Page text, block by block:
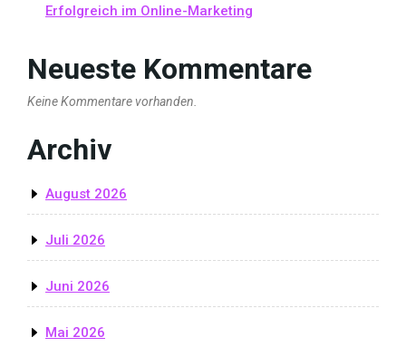
Erfolgreich im Online-Marketing
Neueste Kommentare
Keine Kommentare vorhanden.
Archiv
August 2026
Juli 2026
Juni 2026
Mai 2026